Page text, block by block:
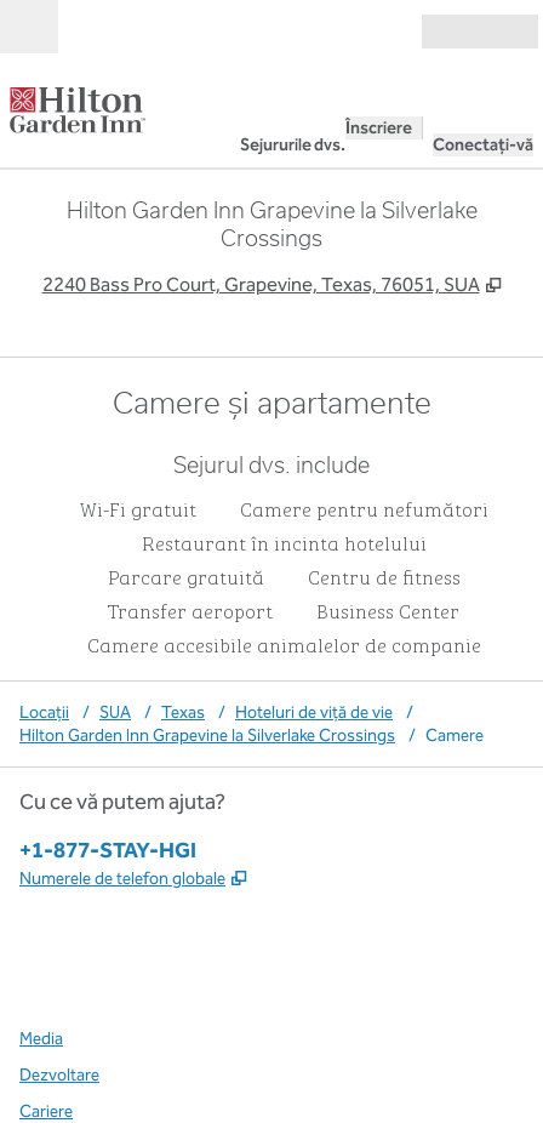
Sejururile dvs.
Înscriere
Conectați-vă
Hilton Garden Inn Grapevine la Silverlake
Crossings
2240 Bass Pro Court, Grapevine, Texas, 76051, SUA ,
Camere și apartamente
Sejurul dvs. include
Wi-Fi gratuit
Camere pentru nefumători
Restaurant în incinta hotelului
Parcare gratuită
Centru de fitness
Transfer aeroport
Business Center
Camere accesibile animalelor de companie
Locații / SUA / Texas / Hoteluri de viță de vie
/
Hilton Garden Inn Grapevine la Silverlake Crossings
/ Camere
Cu ce vă putem ajuta?
Telefon:
+1-877-STAY-HGI
Numerele de telefon globale ,
Media
Dezvoltare
Cariere